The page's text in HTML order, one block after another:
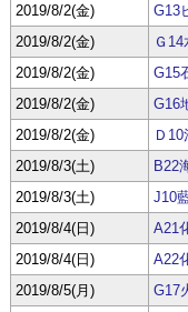
2019/8/2(金)
G13
2019/8/2(金)
Ｇ
2019/8/2(金)
G15
2019/8/2(金)
G16
2019/8/2(金)
Ｄ
2019/8/3(土)
B22
2019/8/3(土)
J10
2019/8/4(日)
A21
2019/8/4(日)
A22
2019/8/5(月)
G17